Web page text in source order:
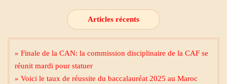
Articles récents
» Finale de la CAN: la commission disciplinaire de la CAF se
réunit mardi pour statuer
» Voici le taux de réussite du baccalauréat 2025 au Maroc